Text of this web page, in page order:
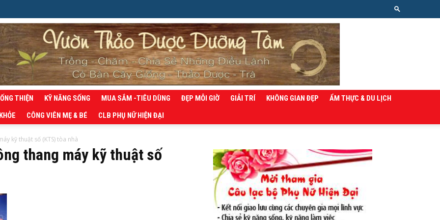
THIỆN KỸ NĂNG SỐNG MUA SẮM -TIÊU DÙNG ĐẸP MỖI GIỜ GIẢI TRÍ KHÔNG GIAN ĐẸP
ẨM THỰC & DU LỊCH
CÔNG VIÊN MẸ & BÉ CLB PHỤ NỮ HIỆN ĐẠI
kỹ thuật số (KTS) tòa nhà
thang máy kỹ thuật số